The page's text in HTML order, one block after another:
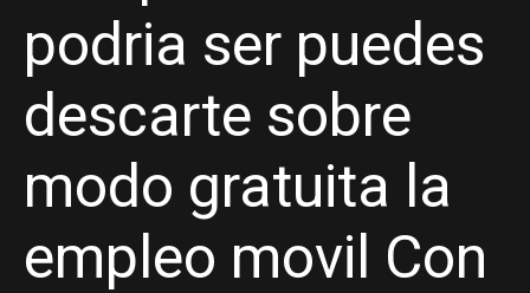
podri­a ser puedes
descarte sobre
modo gratuita la
empleo movil Con